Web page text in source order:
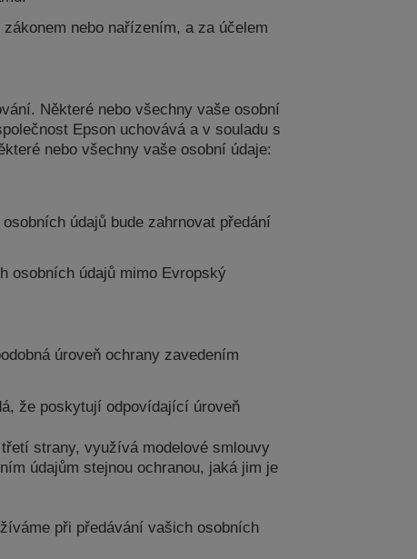
nebo nařízením, a za účelem
Některé nebo všechny vaše osobní
Epson uchovává a v souladu s
nebo všechny vaše osobní údaje:
údajů bude zahrnovat předání
osobních údajů mimo Evropský
úroveň ochrany zavedením
že poskytují odpovídající úroveň
strany, využívá modelové smlouvy
údajům stejnou ochranou, jaká jim je
při předávání vašich osobních